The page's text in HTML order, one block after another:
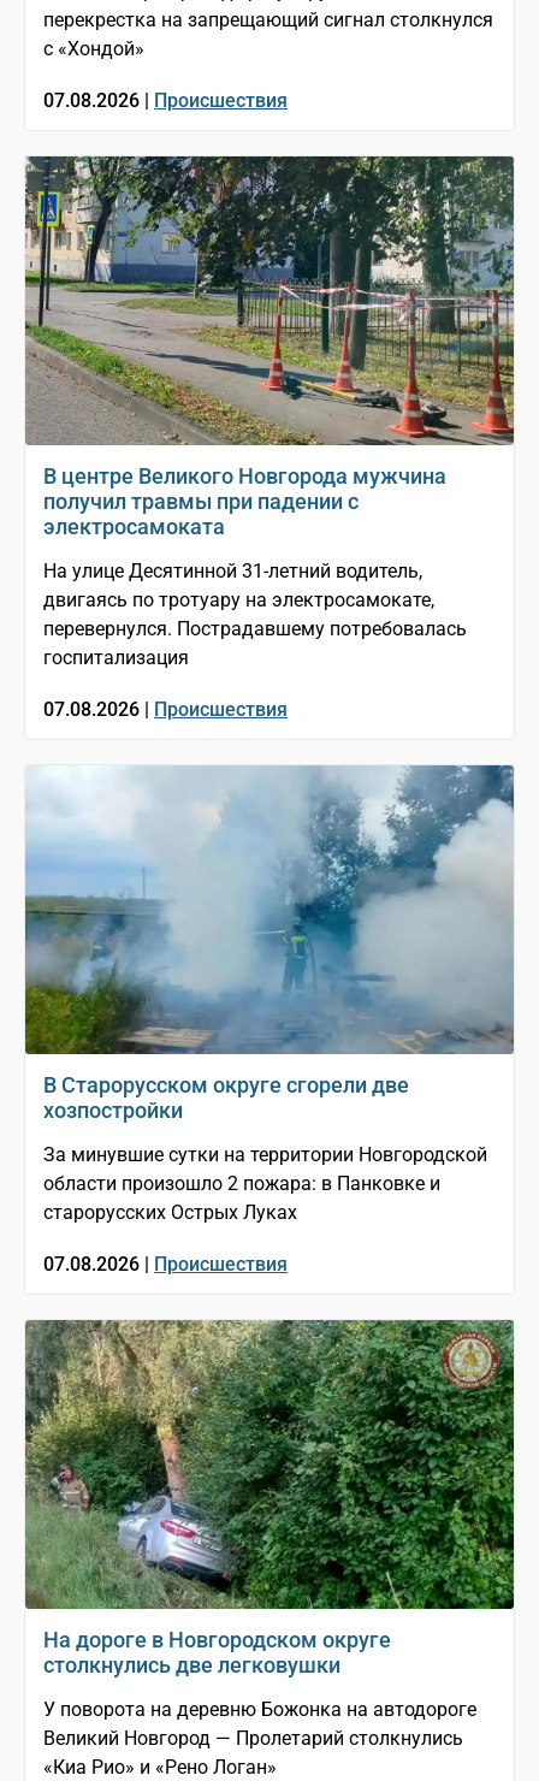
перекрестка на запрещающий сигнал столкнулся
с «Хондой»
07.08.2026 | Происшествия
В центре Великого Новгорода мужчина
получил травмы при падении с
электросамоката
На улице Десятинной 31-летний водитель,
двигаясь по тротуару на электросамокате,
перевернулся. Пострадавшему потребовалась
госпитализация
07.08.2026 | Происшествия
В Старорусском округе сгорели две
хозпостройки
За минувшие сутки на территории Новгородской
области произошло 2 пожара: в Панковке и
старорусских Острых Луках
07.08.2026 | Происшествия
На дороге в Новгородском округе
столкнулись две легковушки
У поворота на деревню Божонка на автодороге
Великий Новгород — Пролетарий столкнулись
«Киа Рио» и «Рено Логан»